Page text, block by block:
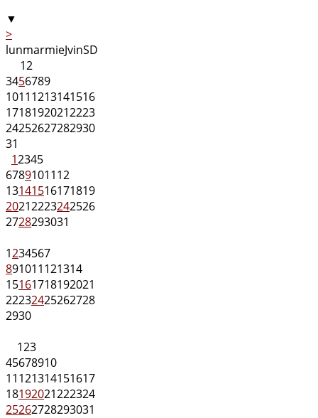
▼
>
lunmarmieJvinSD
12
3456789
10111213141516
17181920212223
24252627282930
31
12345
6789101112
13141516171819
20212223242526
2728293031
1234567
891011121314
15161718192021
22232425262728
2930
123
45678910
11121314151617
18192021222324
25262728293031